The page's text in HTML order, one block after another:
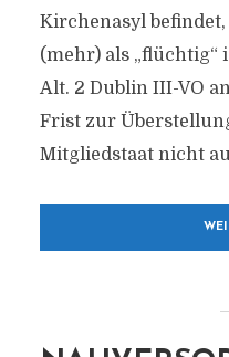
Kirchenasyl
(mehr) als „flüchtig“
Alt. 2 Dublin III-VO
Frist zur
Mitgliedstaat nicht